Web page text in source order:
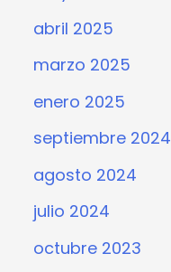
abril 2025
marzo 2025
enero 2025
septiembre 2024
agosto 2024
julio 2024
octubre 2023